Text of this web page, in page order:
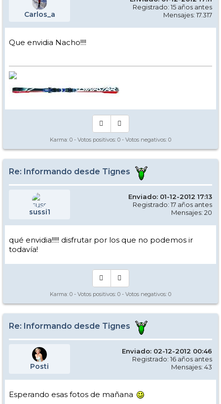
Carlos_a
Registrado: 15 años antes
Mensajes: 17.317
Que envidia Nacho!!!!
Karma: 0 - Votos positivos: 0 - Votos negativos: 0
Re: Informando desde Tignes
sussi1
Enviado: 01-12-2012 17:13
Registrado: 17 años antes
Mensajes: 20
qué envidia!!!!! disfrutar por los que no podemos ir
todavía!
Karma: 0 - Votos positivos: 0 - Votos negativos: 0
Re: Informando desde Tignes
Posti
Enviado: 02-12-2012 00:46
Registrado: 16 años antes
Mensajes: 43
Esperando esas fotos de mañana